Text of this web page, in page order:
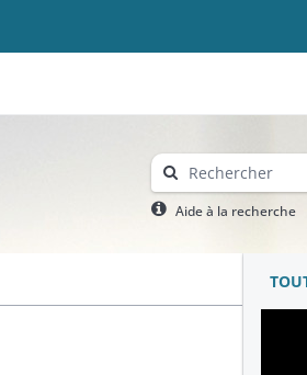
Aide à la recherche